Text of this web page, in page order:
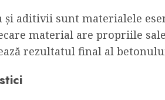
și aditivii sunt materialele
material are propriile
rezultatul final al